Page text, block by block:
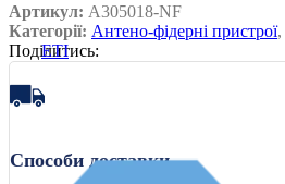
ETI
Артикул: A305018-NF
Категорії: Антено-фідерні пристрої,
Поділитись:
Способи доставки